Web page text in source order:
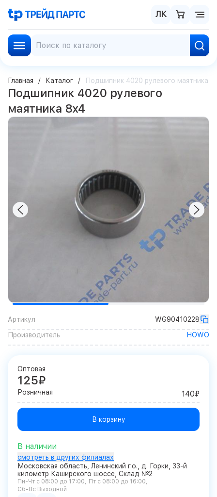
ЛК
Главная Каталог Подшипник 4020 рулевого маятника
Подшипник 4020 рулевого
маятника 8х4
Артикул
WG90410228
Производитель
HOWO
Оптовая
125₽
Розничная 140₽
В корзину
В наличии
смотреть в других филиалах
Московская область, Ленинский г.о., д. Горки, 33-й
километр Каширского шоссе, Склад №2
Пн-Чт с 08:00 до 17:00
Пт с 08:00 до 16:00
Сб-Вс Выходной